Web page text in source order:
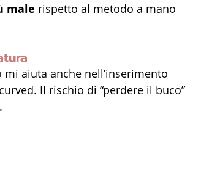
male rispetto al metodo a mano
aiuta anche nell’inserimento
Il rischio di “perdere il buco”